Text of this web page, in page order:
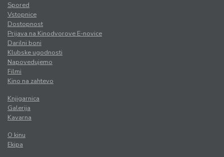
Spored
Vstopnice
Dostopnost
Prijava na Kinodvorove E-novice
Darilni boni
Klubske ugodnosti
Napovedujemo
Filmi
Kino na zahtevo
Knjigarnica
Galerija
Kavarna
O kinu
Ekipa